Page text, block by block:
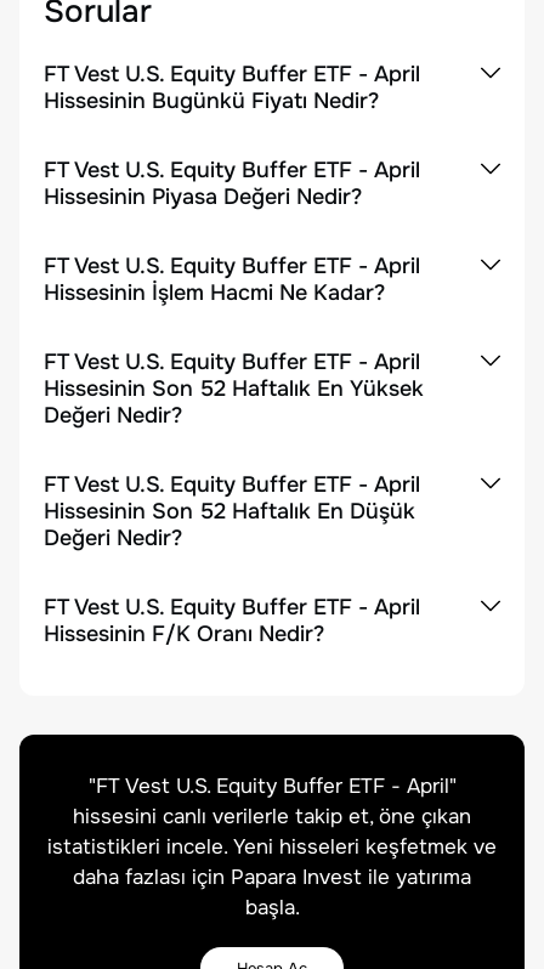
Sorular
FT Vest U.S. Equity Buffer ETF - April
Hissesinin Bugünkü Fiyatı Nedir?
FT Vest U.S. Equity Buffer ETF - April
Hissesinin Piyasa Değeri Nedir?
FT Vest U.S. Equity Buffer ETF - April
Hissesinin İşlem Hacmi Ne Kadar?
FT Vest U.S. Equity Buffer ETF - April
Hissesinin Son 52 Haftalık En Yüksek
Değeri Nedir?
FT Vest U.S. Equity Buffer ETF - April
Hissesinin Son 52 Haftalık En Düşük
Değeri Nedir?
FT Vest U.S. Equity Buffer ETF - April
Hissesinin F/K Oranı Nedir?
"FT Vest U.S. Equity Buffer ETF - April"
hissesini canlı verilerle takip et, öne çıkan
istatistikleri incele. Yeni hisseleri keşfetmek ve
daha fazlası için Papara Invest ile yatırıma
başla.